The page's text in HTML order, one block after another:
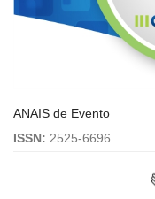
ANAIS de Evento
ISSN: 2525-6696